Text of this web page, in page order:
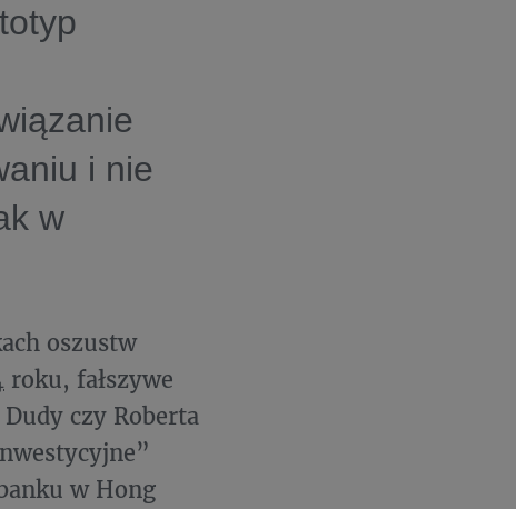
i nie
w
oszustw
roku, fałszywe
czy Roberta
w Hong